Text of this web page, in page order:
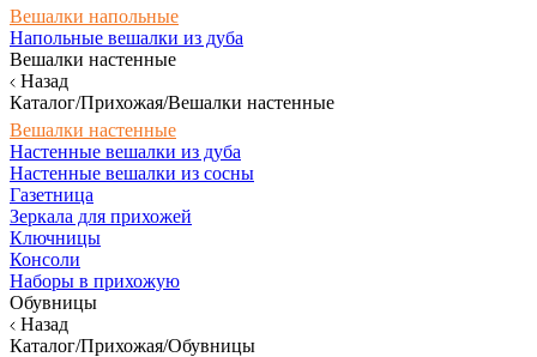
Вешалки напольные
Напольные вешалки из дуба
Вешалки настенные
Назад
Каталог/Прихожая/Вешалки настенные
Вешалки настенные
Настенные вешалки из дуба
Настенные вешалки из сосны
Газетница
Зеркала для прихожей
Ключницы
Консоли
Наборы в прихожую
Обувницы
Назад
Каталог/Прихожая/Обувницы